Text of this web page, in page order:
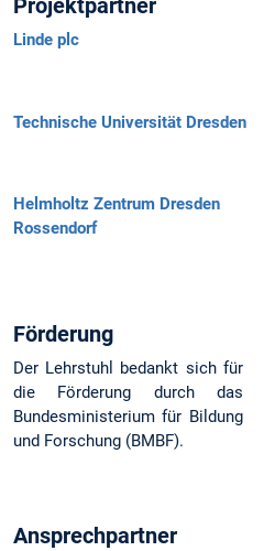
Projektpartner
Linde plc
Technische Universität Dresden
Helmholtz Zentrum Dresden
Rossendorf
Förderung
Der Lehrstuhl bedankt sich für
die Förderung durch das
Bundesministerium für Bildung
und Forschung (BMBF).
Ansprechpartner